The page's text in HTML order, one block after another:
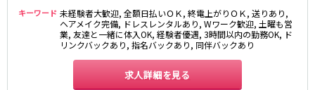
キーワード 未経験者大歓迎, 全額日払いＯＫ, 終電上がりＯＫ, 送りあり,
ヘアメイク完備, ドレスレンタルあり, Wワーク歓迎, 土曜も営
業, 友達と一緒に体入OK, 経験者優遇, 3時間以内の勤務OK, ド
リンクバックあり, 指名バックあり, 同伴バックあり
求人詳細を見る
東京メトロ銀座線
新橋駅
銀座駅
渋谷駅